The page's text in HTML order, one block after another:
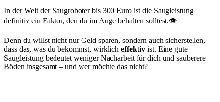
In der Welt der Saugroboter bis 300 Euro ist die Saugleistung
definitiv ein Faktor, den du im Auge behalten solltest.👁️
Denn du willst nicht nur Geld sparen, sondern auch sicherstellen,
dass das, was du bekommst, wirklich effektiv ist. Eine gute
Saugleistung bedeutet weniger Nacharbeit für dich und sauberere
Böden insgesamt – und wer möchte das nicht?